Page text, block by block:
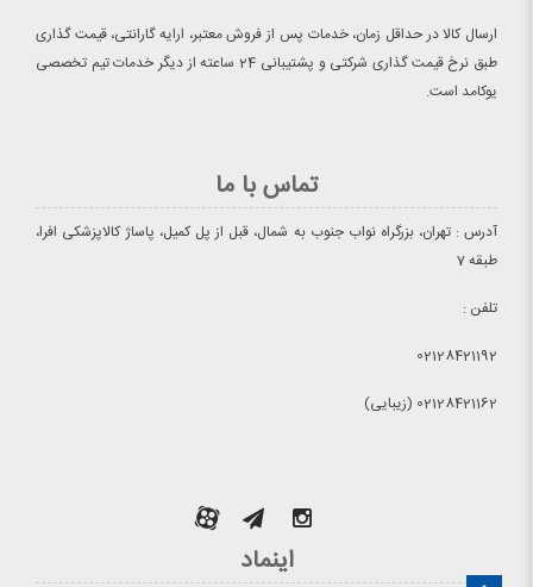
ارسال کالا در حداقل زمان، خدمات پس از فروش معتبر، ارایه گارانتی، قیمت گذاری
طبق نرخ قیمت گذاری شرکتی و پشتیبانی 24 ساعته از دیگر خدمات تیم تخصصی
یوکامد است.
تماس با ما
آدرس : تهران، بزرگراه نواب جنوب به شمال، قبل از پل کمیل، پاساژ کالاپزشکی افرا،
طبقه 7
تلفن :
02128421192
02128421162 (زیبایی)
اینماد